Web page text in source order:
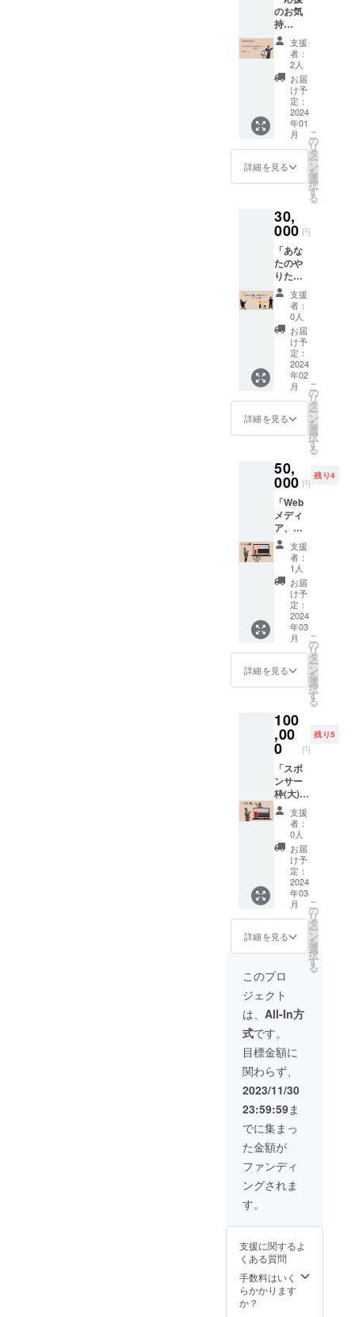
原材料
及び添
加物等
の食品
表示は
お届け
商品の
ラベル
に表記
されま
す。商
品開封
必ずお
届のリ
に貼付
された
ラベル
や注意
書きを
ご確認
くださ
い。
は、備
考欄に
てご相
談くだ
さい。
※約A4
用紙３
枚分ま
でとさ
せてい
ただき
ます。 -
間- 私た
ちが支
ルを差
し上げ
てか
ら、3か
月以上
連絡が
ない場
合は、
返礼品
をお送
りした
とみな
し、そ
の時点
でサー
終了い
たしま
れ以降
は英語
翻訳の
文章を
送りい
ただい
ても、
対応で
きかね
ます。
あらか
じめご
了承く
ださ
い。
学の村
山先生
にアフ
レコで
解説し
ていた
だきま
す。 -内
容- 私た
ちの
SNSア
カウン
稿する
動画の
サーと
して名
前、も
しくは
表記い
たしま
す。 掲
載期
間 特
別解説
付きツ
アー動
画を配
信する
12月以
掲載い
たしま
法 動
画の最
後にお
名前を
表記い
たしま
す。ま
た、必
要に応
じて動
画の概
要欄に
も名前
を掲載
いたし
表
につき
まして
は文字
もしく
は、支
援者様
の写真
を載せ
る形に
なりま
す。 ※
スポン
サーと
して表
記する
お名前
を備考
書きく
ださ
のまま
反映い
たしま
す。
岡ツ
アーへ
参加可
能の
クーポ
ン券(1
万5千円
オフ)を
お届け
いたし
ます。
－ツ
アー旅
程－ 12
京都駅
発 ↓ あ
ずきの
里(昼
食。和
菓子作
り体験)
↓ 京都
ほず藍
工房(綿
ハンカ
チ大) ↓
サンガ
スタジ
アム(ボ
ング) ↓
京都駅
変更す
る可能
性がご
ざいま
す。あ
らかじ
めご了
承くだ
さい。
ーツ
アー特
徴－ 京
都駅発
着、フ
レッ
学生添
乗員同
スツ
アー、
お昼ご
飯付
き、お
土産付
き ー使
用方
法ー ツ
アー当
日に
クーポ
ン券を
ご持参
くださ
い。担
お渡し
ののち
途料金
(1000
円)をお
支払い
後、ツ
アーへ
参加可
能とな
りま
す。 ツ
アーへ
の持ち
物や注
意点は
後日
メール
にてお
知らせ
ツアー
は最少
催行人
数に満
たない
場合
しま
す。は
んなり
ぷらっ
都と5年
間の愛
を誓っ
て、支
援をし
てくだ
さった
方に
は、5年
ます。5
年間割
引券を
お持ち
の方
は、今
後のツ
アーを
割引価
格で提
供させ
ていた
だきま
す！ -内
容- はん
なりぷ
らっ都
べて割
引にな
る会員
カード
をお送
りいた
しま
す。 ※
割引は
ツアー
価格の
10%に
なりま
す。ま
た、5年
券は旅
行会社
年1月予
定】か
ら利用
可能で
すの
で、
「動い
て感じ
よう亀
岡ツ
アー」
には適
応され
ませ
ん。 -使
用方法-
りぷ
らっ都
するツ
アーに
参加す
る際
日にお
持ちく
ださ
い。 -使
用期間-
2024年
1月1日
－2028
年12月
31日ま
での約5
年間。
のお気
持
ち」
上乗せ
大歓
迎！ は
んなり
ぷらっ
都メン
バーを
応援し
たいと
いう方
のため
にお作
した。 -
内容- •
旅行会
社設立
後の活
動報告
メール
(写真付
き) •直
筆メッ
セージ
※活動報
告メー
ルは会
社設立
後の
2024年
12回お
送りい
たしま
す。
支援
者：
2人
お届
け予
定：
2024
年01
月
詳細を見る
こ
の
リ
タ
ー
ン
を
選
択
す
る
30,
000 円
「あな
たのや
りたい
ツアー
を叶え
ます！
ツアー
案」
上乗せ
大歓
迎！ 支
援者様
がやり
たいこ
とを教
ださ
い！ツ
アーを
お組い
たしま
す！
例：京
都市内
の温泉
を回る
ツアー
を組ん
でほし
い。 ⁻内
容⁻ ・支
援者様
の意見
をお組
いたし
ます。
※こちら
は旅程
を作成
するの
みであ
り、実
際にツ
アーへ
参加可
能なも
のでは
ありま
せん。 ⁻
条件⁻ ・
地域限
あるた
め、以
下の市
のみの
ツアー
をとな
りま
す。 京
都市、
南丹
市、亀
岡市、
向日
市、長
岡京
市、大
山崎
町、八
町、宇
治市、
大津市
(滋賀)、
高島市
(滋賀)
支援
者：
0人
お届
け予
定：
2024
年02
月
詳細を見る
こ
の
リ
タ
ー
ン
を
選
択
す
る
50,
000 円
残り4
「Web
メディ
ア、バ
ナー掲
載(中)」
上乗せ
大歓
迎！ ⁻内
容⁻ ・お
礼メー
ル ・
「合同
会社は
んなり
ぷらっ
都」の
ページ
へ2年
間、バ
ナー掲
載
(サイズ
:
468×60
) ・掲載
期間
2024年
3月1日
～2026
年3月1
ナーサ
イズ及
び、期
間は変
更する
場合が
ござい
ます。
支援
者：
1人
お届
け予
定：
2024
年03
月
詳細を見る
こ
の
リ
タ
ー
ン
を
選
択
す
る
100
,00
0 円
残り5
「スポ
ンサー
枠(大)」
上乗せ
大歓
迎！ ⁻内
容⁻ ・お
礼メー
ル ・
「合同
会社は
んなり
ぷらっ
都」の
ホーム
ページ
へ2年
間、バ
ナー掲
載
（サイ
ズ :
728×90
） ・掲
載期間
2024年
3月1日
～2026
年3月1
日 ※バ
ナーサ
イズ及
び、期
間は変
がござ
す。
支援
者：
0人
お届
け予
定：
2024
年03
月
詳細を見る
こ
の
リ
タ
ー
ン
を
選
択
す
る
このプロ
ジェクト
は、 All-In方
式です。
目標金額に
関わらず、
2023/11/30
23:59:59ま
でに集まっ
た金額が
ファンディ
ングされま
す。
支援に関するよ
くある質問
手数料はいく
らかかります
か？